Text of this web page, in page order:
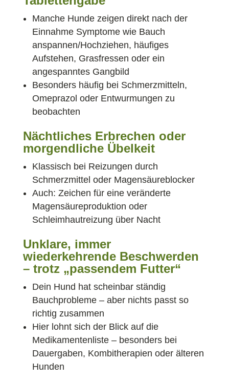
Manche Hunde zeigen direkt nach der
Einnahme Symptome wie Bauch
anspannen/Hochziehen, häufiges
Aufstehen, Grasfressen oder ein
angespanntes Gangbild
Besonders häufig bei Schmerzmitteln,
Omeprazol oder Entwurmungen zu
beobachten
Nächtliches Erbrechen oder
morgendliche Übelkeit
Klassisch bei Reizungen durch
Schmerzmittel oder Magensäureblocker
Auch: Zeichen für eine veränderte
Magensäureproduktion oder
Schleimhautreizung über Nacht
Unklare, immer
wiederkehrende Beschwerden
– trotz „passendem Futter“
Dein Hund hat scheinbar ständig
Bauchprobleme – aber nichts passt so
richtig zusammen
Hier lohnt sich der Blick auf die
Medikamentenliste – besonders bei
Dauergaben, Kombitherapien oder älteren
Hunden